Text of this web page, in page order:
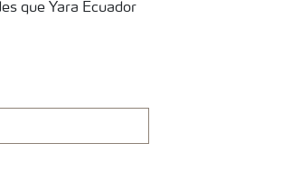
que Yara Ecuador